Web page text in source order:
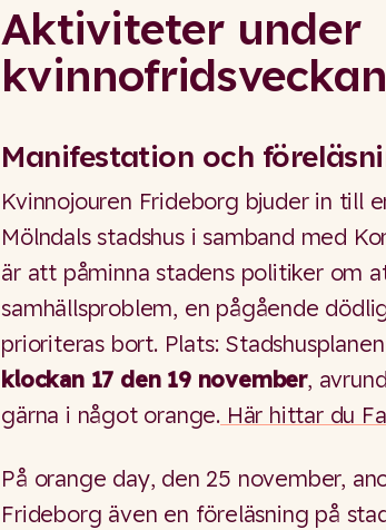
Aktiviteter under
Manifestation och
Kvinnojouren Frideborg bjuder in till
Mölndals stadshus i samband med
är att påminna stadens politiker om
samhällsproblem, en pågående
prioriteras bort. Plats: Stadshusplanen
klockan 17 den 19 november,
gärna i något orange. Här hittar du
På orange day, den 25 november,
Frideborg även en föreläsning på